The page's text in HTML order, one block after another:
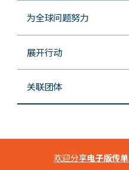
为全球问题努力
展开行动
关联团体
欢迎分享电子版传单